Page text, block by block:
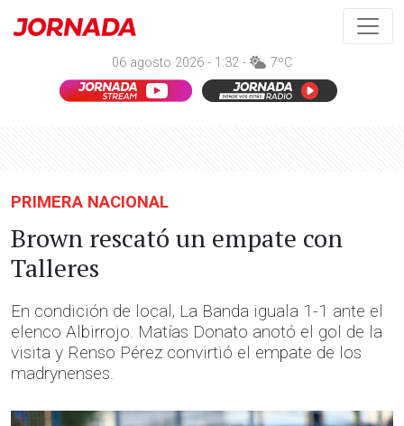
06 agosto 2026 - 1:32 - 7ºC
PRIMERA NACIONAL
Brown rescató un empate con
Talleres
En condición de local, La Banda iguala 1-1 ante el
elenco Albirrojo. Matías Donato anotó el gol de la
visita y Renso Pérez convirtió el empate de los
madrynenses.